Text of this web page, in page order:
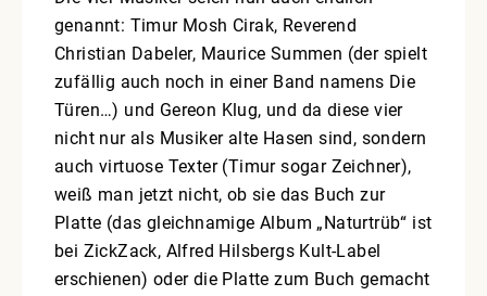
genannt: Timur Mosh Cirak, Reverend
Christian Dabeler, Maurice Summen (der spielt
zufällig auch noch in einer Band namens Die
Türen…) und Gereon Klug, und da diese vier
nicht nur als Musiker alte Hasen sind, sondern
auch virtuose Texter (Timur sogar Zeichner),
weiß man jetzt nicht, ob sie das Buch zur
Platte (das gleichnamige Album „Naturtrüb“ ist
bei ZickZack, Alfred Hilsbergs Kult-Label
erschienen) oder die Platte zum Buch gemacht